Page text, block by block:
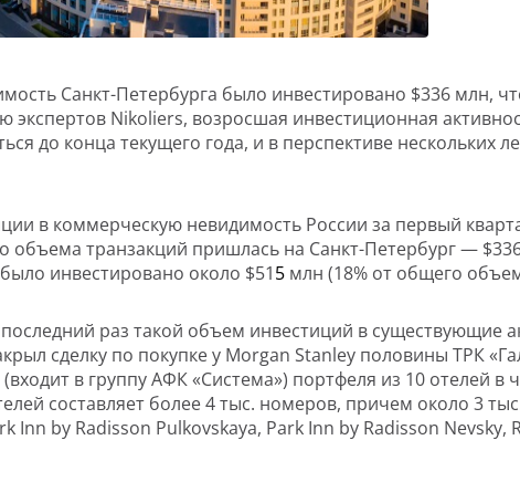
Санкт-Петербурга было инвестировано $336 млн,
экспертов Nikoliers, возросшая инвестиционная
до конца текущего года, и в перспективе
в коммерческую невидимость России за первый
объема транзакций пришлась на Санкт-Петербург —
инвестировано около $515 млн (18% от общего
раз такой объем инвестиций в существующие
сделку по покупке у Morgan Stanley половины ТРК
в группу АФК «Система») портфеля из 10 отелей в
составляет более 4 тыс. номеров, причем около 3
Inn by Radisson Pulkovskaya, Park Inn by Radisson Nevsky,